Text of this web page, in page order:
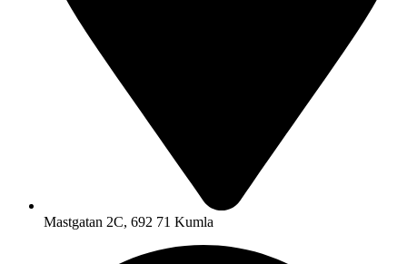
Mastgatan 2C, 692 71 Kumla